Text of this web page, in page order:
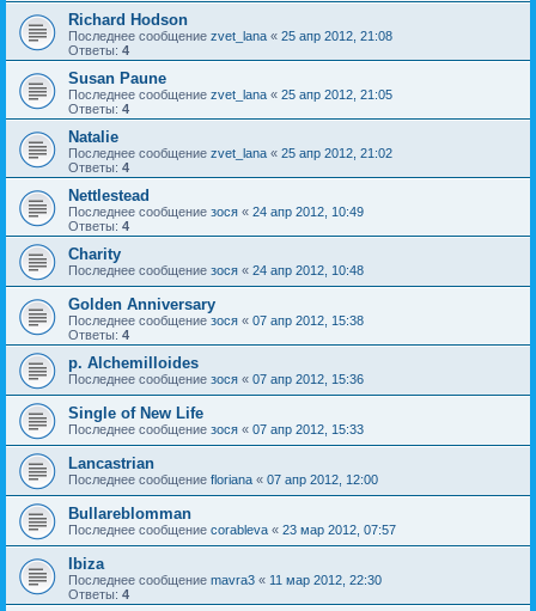
Richard Hodson
Последнее сообщение zvet_lana « 25 апр 2012, 21:08
Ответы: 4
Susan Paune
Последнее сообщение zvet_lana « 25 апр 2012, 21:05
Ответы: 4
Natalie
Последнее сообщение zvet_lana « 25 апр 2012, 21:02
Ответы: 4
Nettlestead
Последнее сообщение зося « 24 апр 2012, 10:49
Ответы: 4
Charity
Последнее сообщение зося « 24 апр 2012, 10:48
Golden Anniversary
Последнее сообщение зося « 07 апр 2012, 15:38
Ответы: 4
p. Alchemilloides
Последнее сообщение зося « 07 апр 2012, 15:36
Single of New Life
Последнее сообщение зося « 07 апр 2012, 15:33
Lancastrian
Последнее сообщение floriana « 07 апр 2012, 12:00
Bullareblomman
Последнее сообщение corableva « 23 мар 2012, 07:57
Ibiza
Последнее сообщение mavra3 « 11 мар 2012, 22:30
Ответы: 4